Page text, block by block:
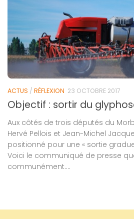
ACTUS / RÉFLEXION 23 OCTOBRE 2017
Objectif : sortir du
Aux côtés de trois députés du
Hervé Pellois et Jean-Michel
positionné pour une « sortie
Voici le communiqué de presse
communément....